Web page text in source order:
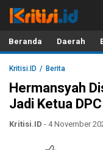
Kritisi.ID
Kritik untuk Negeri!
Beranda Daerah
Kritisi.ID Berita
Hermansyah
Jadi Ketua
Kritisi.ID - 4 November